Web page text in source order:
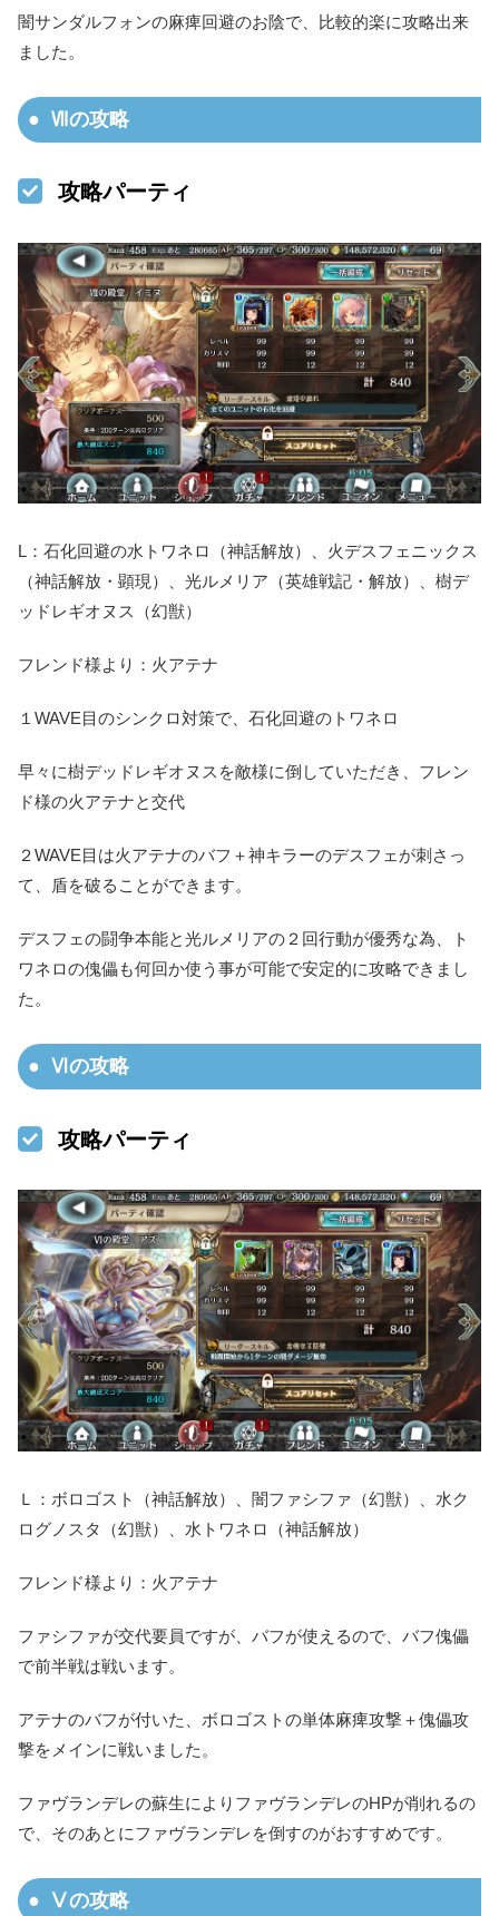
闇サンダルフォンの麻痺回避のお陰で、比較的楽に攻略出来
ました。
Ⅶの攻略
攻略パーティ
L：石化回避の水トワネロ（神話解放）、火デスフェニックス
（神話解放・顕現）、光ルメリア（英雄戦記・解放）、樹デ
ッドレギオヌス（幻獣）
フレンド様より：火アテナ
１WAVE目のシンクロ対策で、石化回避のトワネロ
早々に樹デッドレギオヌスを敵様に倒していただき、フレン
ド様の火アテナと交代
２WAVE目は火アテナのバフ＋神キラーのデスフェが刺さっ
て、盾を破ることができます。
デスフェの闘争本能と光ルメリアの２回行動が優秀な為、ト
ワネロの傀儡も何回か使う事が可能で安定的に攻略できまし
た。
Ⅵの攻略
攻略パーティ
Ｌ：ボロゴスト（神話解放）、闇ファシファ（幻獣）、水ク
ログノスタ（幻獣）、水トワネロ（神話解放）
フレンド様より：火アテナ
ファシファが交代要員ですが、バフが使えるので、バフ傀儡
で前半戦は戦います。
アテナのバフが付いた、ボロゴストの単体麻痺攻撃＋傀儡攻
撃をメインに戦いました。
ファヴランデレの蘇生によりファヴランデレのHPが削れるの
で、そのあとにファヴランデレを倒すのがおすすめです。
Ⅴの攻略